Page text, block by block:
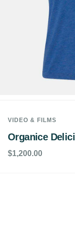
VIDEO & FILMS
Organice
$1,200.00